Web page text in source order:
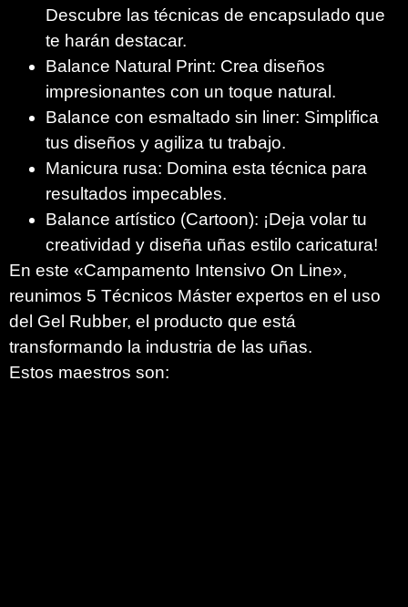
Descubre las técnicas de encapsulado que
te harán destacar.
Balance Natural Print: Crea diseños
impresionantes con un toque natural.
Balance con esmaltado sin liner: Simplifica
tus diseños y agiliza tu trabajo.
Manicura rusa: Domina esta técnica para
resultados impecables.
Balance artístico (Cartoon): ¡Deja volar tu
creatividad y diseña uñas estilo caricatura!
En este «Campamento Intensivo On Line»,
reunimos 5 Técnicos Máster expertos en el uso
del Gel Rubber, el producto que está
transformando la industria de las uñas.
Estos maestros son: